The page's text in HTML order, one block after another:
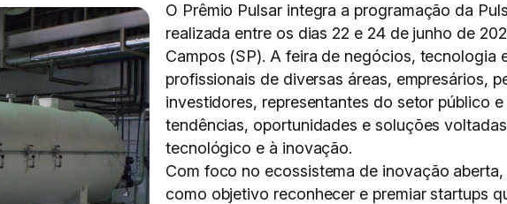
O Prêmio Pulsar integra a programação da
realizada entre os dias 22 e 24 de junho de
Campos (SP). A feira de negócios, tecnologia
profissionais de diversas áreas, empresários,
investidores, representantes do setor público
tendências, oportunidades e soluções
tecnológico e à inovação.
Com foco no ecossistema de inovação
como objetivo reconhecer e premiar startups